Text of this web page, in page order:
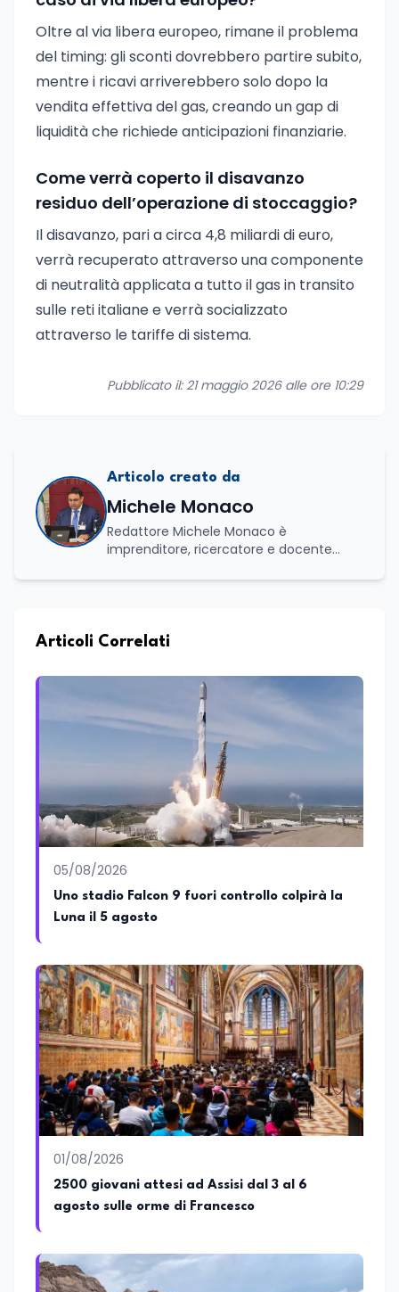
Oltre al via libera europeo, rimane il problema
del timing: gli sconti dovrebbero partire subito,
mentre i ricavi arriverebbero solo dopo la
vendita effettiva del gas, creando un gap di
liquidità che richiede anticipazioni finanziarie.
Come verrà coperto il disavanzo
residuo dell’operazione di stoccaggio?
Il disavanzo, pari a circa 4,8 miliardi di euro,
verrà recuperato attraverso una componente
di neutralità applicata a tutto il gas in transito
sulle reti italiane e verrà socializzato
attraverso le tariffe di sistema.
Pubblicato il: 21 maggio 2026 alle ore 10:29
Articolo creato da
Michele Monaco
Redattore Michele Monaco è
imprenditore, ricercatore e docente
esperienza nell'innovazione digitale, nella
e Internazionali, è CEO di Adventus
risiede stabilmente) e Presidente
Nazionale di ENBAS, ente bilaterale attivo
nella formazione professionale e nelle
politiche attive per il lavoro. In qualità di
Coordinatore Nazionale dei Progetti di
Ricerca presso ERSAF, guida iniziative che
coniugano intelligenza artificiale e
formazione, tra cui FindYourGoal.it,
piattaforma di orientamento scuola-
lavoro basata sul modello LifeComp,
Avatar4University.Org, sistema AI per la
creazione di corsi universitari con avatar
docente, KeepYouCare.it, piattaforma di
telerefertazione. È inoltre Delegato della
ed è membro del tavolo delle regioni,
dove coordina un progetto per la
creazione di un Hub Formativo in Tunisia.
Docente a contratto di Diritto
dell'Economia e Diritto Internazionale
presso la SSML di Lamezia Terme e
presso l'Università Telematica eCampus,
è autore di pubblicazioni in ambito
pedagogico sulle competenze
caratteriali e il framework LifeComp. Ha
tenuto interventi al Senato della
Regione Lombardia e a Buenos Aires su
temi che spaziano dalla pedagogia
Manager certificato MISE, unisce visione
strategica e competenza tecnologica
Articoli Correlati
05/08/2026
Uno stadio Falcon 9 fuori controllo colpirà la
Luna il 5 agosto
01/08/2026
2500 giovani attesi ad Assisi dal 3 al 6
agosto sulle orme di Francesco